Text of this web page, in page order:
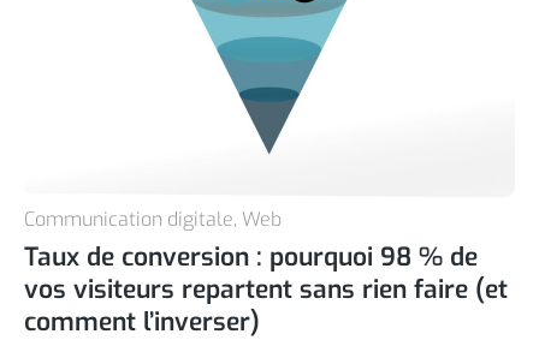
Communication digitale, Web
Taux de conversion : pourquoi 98 % de
vos visiteurs repartent sans rien faire (et
comment l’inverser)